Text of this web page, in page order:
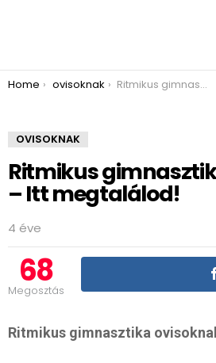
You are here:
Home ovisoknak Ritmikus gimnasztika ovisoknak – Itt megtalálod!
OVISOKNAK
Ritmikus
– Itt megtalálod!
4 éve
68
Megosztás
Ritmikus gimnasztika